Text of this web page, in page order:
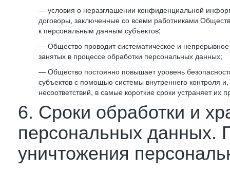
— условия о неразглашении конфиденциальной
договоры, заключенные со всеми работниками
к персональным данным субъектов;
— Общество проводит систематическое и непрерывное
занятых в процессе обработки персональных данных;
— Общество постоянно повышает уровень
субъектов с помощью системы внутреннего контроля
несоответствий, в самые короткие сроки устраняет их
6. Сроки обработки и
персональных данных.
уничтожения